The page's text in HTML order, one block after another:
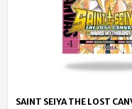
SAINT SEIYA THE LOST